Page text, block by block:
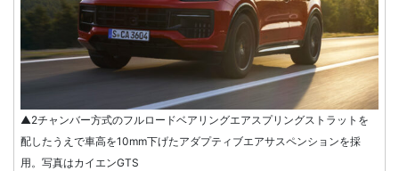
▲2チャンバー方式のフルロードベアリングエアスプリングストラットを
配したうえで車高を10mm下げたアダプティブエアサスペンションを採
用。写真はカイエンGTS